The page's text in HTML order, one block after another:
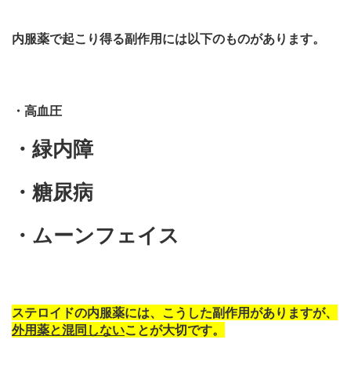
内服薬で起こり得る副作用には以下のものがあります。
・高血圧
・緑内障
・糖尿病
・ムーンフェイス
ステロイドの内服薬には、こうした副作用がありますが、
外用薬と混同しないことが大切です。